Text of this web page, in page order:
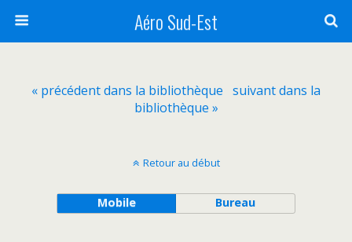
Aéro Sud-Est
« précédent dans la bibliothèque suivant dans la
bibliothèque »
Retour au début
Mobile Bureau